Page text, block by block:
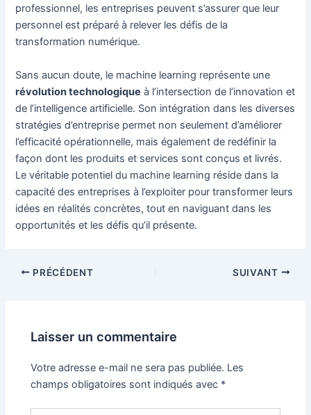
professionnel, les entreprises peuvent s’assurer que leur
personnel est préparé à relever les défis de la
transformation numérique.
Sans aucun doute, le machine learning représente une
révolution technologique à l’intersection de l’innovation et
de l’intelligence artificielle. Son intégration dans les diverses
stratégies d’entreprise permet non seulement d’améliorer
l’efficacité opérationnelle, mais également de redéfinir la
façon dont les produits et services sont conçus et livrés.
Le véritable potentiel du machine learning réside dans la
capacité des entreprises à l’exploiter pour transformer leurs
idées en réalités concrètes, tout en naviguant dans les
opportunités et les défis qu’il présente.
NavigationPRÉCÉDENT SUIVANT
Laisser un commentaire
Votre adresse e-mail ne sera pas publiée. Les
champs obligatoires sont indiqués avec *